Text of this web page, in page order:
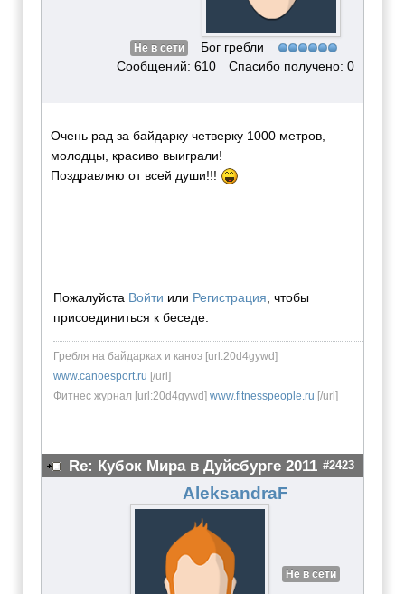
Не в сети
Бог гребли
Сообщений: 610
Спасибо получено: 0
Очень рад за байдарку четверку 1000 метров,
молодцы, красиво выиграли!
Поздравляю от всей души!!!
Пожалуйста Войти или Регистрация , чтобы
присоединиться к беседе.
Гребля на байдарках и каноэ [url:20d4gywd]
www.canoesport.ru [/url]
Фитнес журнал [url:20d4gywd] www.fitnesspeople.ru [/url]
Re: Кубок Мира в Дуйсбурге 2011 #2423
AleksandraF
Не в сети